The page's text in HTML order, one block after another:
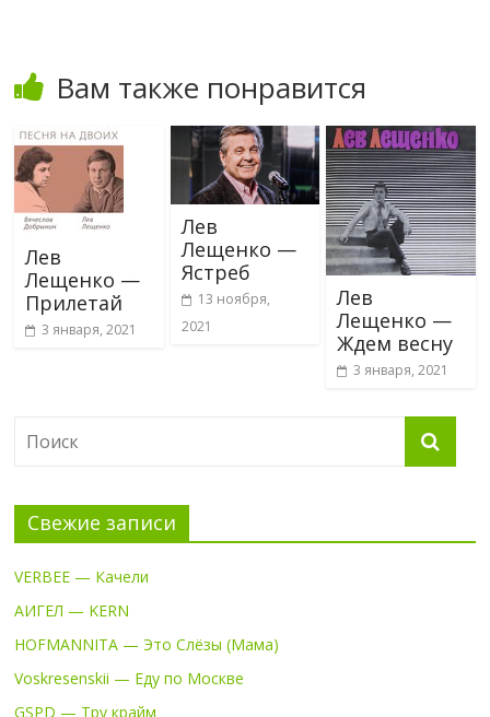
Вам также понравится
Лев
Лещенко —
Прилетай
3 января, 2021
Лев
Лещенко —
Ястреб
13 ноября,
2021
Лев
Лещенко —
Ждем весну
3 января, 2021
Свежие записи
VERBEE — Качели
АИГЕЛ — KERN
HOFMANNITA — Это Слёзы (Мама)
Voskresenskii — Еду по Москве
GSPD — Тру крайм